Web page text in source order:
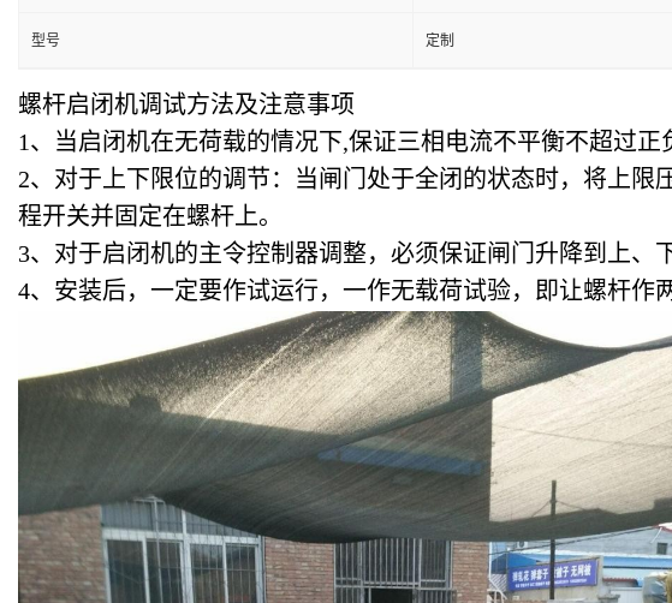
型号 定制
螺杆启闭机调试方法及注意事项
1、当启闭机在无荷载的情况下,保证三相电流不平衡不超过正
2、对于上下限位的调节：当闸门处于全闭的状态时，将上
程开关并固定在螺杆上。
3、对于启闭机的主令控制器调整，必须保证闸门升降到上、
4、安装后，一定要作试运行，一作无载荷试验，即让螺杆作